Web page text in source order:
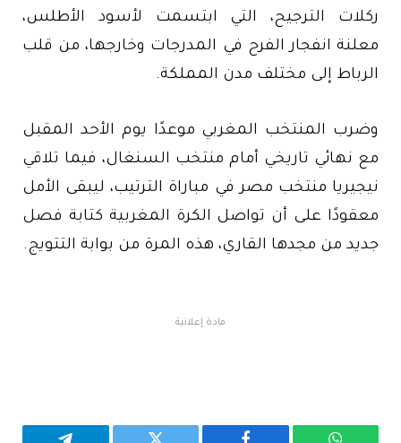
ركلات الترجيح، التي ابتسمت لأسود الأطلس،
معلنة انفجار الفرح في المدرجات وخارجها، من قلب
الرباط إلى مختلف مدن المملكة.
وضرب المنتخب المغربي موعدًا يوم الأحد المقبل
مع نهائي تاريخي أمام منتخب السنغال، فيما تلاقي
نيجيريا منتخب مصر في مباراة الترتيب، ليبقى الأمل
معقودًا على أن تواصل الكرة المغربية كتابة فصل
جديد من مجدها القاري، هذه المرة من بوابة التتويج.
مادة إعلانية